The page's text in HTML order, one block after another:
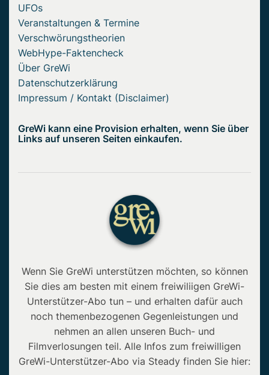
UFOs
Veranstaltungen & Termine
Verschwörungstheorien
WebHype-Faktencheck
Über GreWi
Datenschutzerklärung
Impressum / Kontakt (Disclaimer)
GreWi kann eine Provision erhalten, wenn Sie über
Links auf unseren Seiten einkaufen.
Wenn Sie GreWi unterstützen möchten, so können
Sie dies am besten mit einem freiwiliigen GreWi-
Unterstützer-Abo tun – und erhalten dafür auch
noch themenbezogenen Gegenleistungen und
nehmen an allen unseren Buch- und
Filmverlosungen teil. Alle Infos zum freiwilligen
GreWi-Unterstützer-Abo via Steady finden Sie hier: